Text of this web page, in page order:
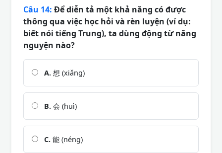
Câu 14: Để diễn tả một khả năng có được
thông qua việc học hỏi và rèn luyện (ví dụ:
biết nói tiếng Trung), ta dùng động từ năng
nguyện nào?
A. 想 (xiǎng)
B. 会 (huì)
C. 能 (néng)